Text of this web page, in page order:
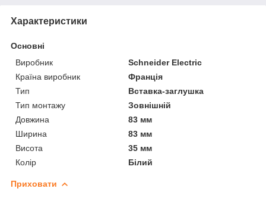
Характеристики
Основні
Виробник
Schneider Electric
Країна виробник
Франція
Тип
Вставка-заглушка
Тип монтажу
Зовнішній
Довжина
83 мм
Ширина
83 мм
Висота
35 мм
Колір
Білий
Приховати